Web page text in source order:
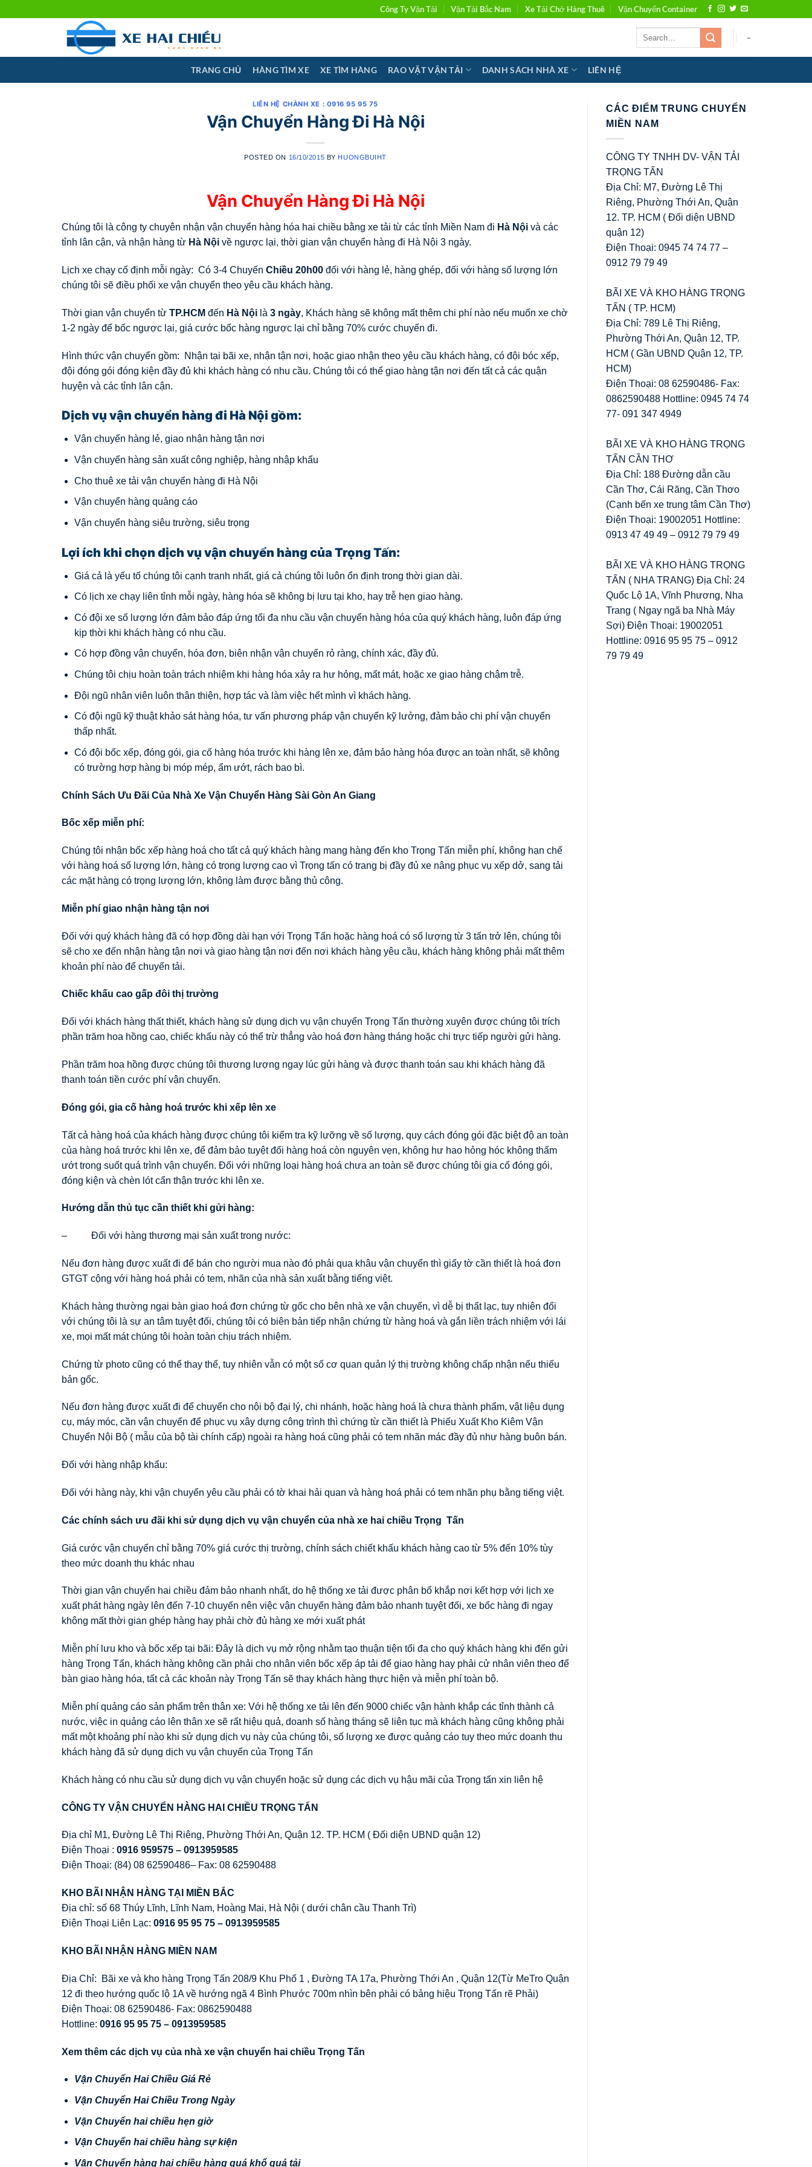
Công Ty Vận Tải Vận Tải Bắc Nam Xe Tải Chở Hàng Thuê Vận Chuyển Container
-
TRANG CHỦ HÀNG TÌM XE XE TÌM HÀNG RAO VẶT VẬN TẢI DANH SÁCH NHÀ XE LIÊN HỆ
LIÊN HỆ CHÀNH XE : 0916 95 95 75
Vận Chuyển Hàng Đi Hà Nội
POSTED ON 16/10/2015 BY HUONGBUIHT
Vận Chuyển Hàng Đi Hà Nội
Chúng tôi là công ty chuyên nhận vận chuyển hàng hóa hai chiều bằng xe tải từ các tỉnh Miền Nam đi Hà Nội và các
tỉnh lân cận, và nhận hàng từ Hà Nội về ngược lại, thời gian vận chuyển hàng đi Hà Nội 3 ngày.
Lịch xe chạy cố định mỗi ngày: Có 3-4 Chuyến Chiều 20h00 đối với hàng lẻ, hàng ghép, đối với hàng số lượng lớn
chúng tôi sẽ điều phối xe vận chuyển theo yêu cầu khách hàng.
Thời gian vận chuyển từ TP.HCM đến Hà Nội là 3 ngày, Khách hàng sẽ không mất thêm chi phí nào nếu muốn xe chờ
1-2 ngày để bốc ngược lại, giá cước bốc hàng ngược lại chỉ bằng 70% cước chuyến đi.
Hình thức vận chuyển gồm: Nhận tại bãi xe, nhận tận nơi, hoặc giao nhận theo yêu cầu khách hàng, có đội bóc xếp,
đội đóng gói đóng kiện đầy đủ khi khách hàng có nhu cầu. Chúng tôi có thể giao hàng tận nơi đến tất cả các quận
huyện và các tỉnh lân cận.
Dịch vụ vận chuyển hàng đi Hà Nội gồm:
Vận chuyển hàng lẻ, giao nhận hàng tận nơi
Vận chuyển hàng sản xuất công nghiệp, hàng nhập khẩu
Cho thuê xe tải vận chuyển hàng đi Hà Nội
Vận chuyển hàng quảng cáo
Vận chuyển hàng siêu trường, siêu trọng
Lợi ích khi chọn dịch vụ vận chuyển hàng của Trọng Tấn:
Giá cả là yếu tố chúng tôi cạnh tranh nhất, giá cả chúng tôi luôn ổn định trong thời gian dài.
Có lịch xe chạy liên tỉnh mỗi ngày, hàng hóa sẽ không bị lưu tại kho, hay trễ hẹn giao hàng.
Có đội xe số lượng lớn đảm bảo đáp ứng tối đa nhu cầu vận chuyển hàng hóa của quý khách hàng, luôn đáp ứng
kịp thời khi khách hàng có nhu cầu.
Có hợp đồng vận chuyển, hóa đơn, biên nhận vận chuyển rỏ ràng, chính xác, đầy đủ.
Chúng tôi chịu hoàn toàn trách nhiệm khi hàng hóa xảy ra hư hỏng, mất mát, hoặc xe giao hàng chậm trễ.
Đội ngũ nhân viên luôn thân thiện, hợp tác và làm việc hết mình vì khách hàng.
Có đội ngũ kỹ thuật khảo sát hàng hóa, tư vấn phương pháp vận chuyển kỹ lưởng, đảm bảo chi phí vận chuyển
thấp nhất.
Có đội bốc xếp, đóng gói, gia cố hàng hóa trước khi hàng lên xe, đảm bảo hàng hóa được an toàn nhất, sẽ không
có trường hợp hàng bị móp mép, ẩm ướt, rách bao bì.
Chính Sách Ưu Đãi Của Nhà Xe Vận Chuyển Hàng Sài Gòn An Giang
Bốc xếp miễn phí:
Chúng tôi nhận bốc xếp hàng hoá cho tất cả quý khách hàng mang hàng đến kho Trọng Tấn miễn phí, không hạn chế
với hàng hoá số lượng lớn, hàng có trọng lượng cao vì Trọng tấn có trang bị đầy đủ xe nâng phục vụ xếp dở, sang tải
các mặt hàng có trọng lượng lớn, không làm được bằng thủ công.
Miễn phí giao nhận hàng tận nơi
Đối với quý khách hàng đã có hợp đồng dài hạn với Trọng Tấn hoặc hàng hoá có số lượng từ 3 tấn trở lên, chúng tôi
sẽ cho xe đến nhận hàng tận nơi và giao hàng tận nơi đến nơi khách hàng yêu cầu, khách hàng không phải mất thêm
khoản phí nào để chuyển tải.
Chiếc khấu cao gấp đôi thị trường
Đối với khách hàng thất thiết, khách hàng sử dụng dịch vụ vận chuyển Trọng Tấn thường xuyên được chúng tôi trích
phần trăm hoa hồng cao, chiếc khấu này có thể trừ thẳng vào hoá đơn hàng tháng hoặc chi trực tiếp người gửi hàng.
Phần trăm hoa hồng được chúng tôi thương lượng ngay lúc gửi hàng và được thanh toán sau khi khách hàng đã
thanh toán tiền cước phí vận chuyển.
Đóng gói, gia cố hàng hoá trước khi xếp lên xe
Tất cả hàng hoá của khách hàng được chúng tôi kiểm tra kỹ lưỡng về số lượng, quy cách đóng gói đặc biệt độ an toàn
của hàng hoá trước khi lên xe, để đảm bảo tuyệt đối hàng hoá còn nguyên vẹn, không hư hao hỏng hóc không thấm
ướt trong suốt quá trình vận chuyển. Đối với những loại hàng hoá chưa an toàn sẽ được chúng tôi gia cố đóng gói,
đóng kiện và chèn lót cẩn thận trước khi lên xe.
Hướng dẫn thủ tục cần thiết khi gửi hàng:
– Đối với hàng thương mại sản xuất trong nước:
Nếu đơn hàng được xuất đi để bán cho người mua nào đó phải qua khâu vận chuyển thì giấy tờ cần thiết là hoá đơn
GTGT cộng với hàng hoá phải có tem, nhãn của nhà sản xuất bằng tiếng việt.
Khách hàng thường ngại bàn giao hoá đơn chứng từ gốc cho bên nhà xe vận chuyển, vì dễ bị thất lạc, tuy nhiên đối
với chúng tôi là sự an tâm tuyệt đối, chúng tôi có biên bản tiếp nhận chứng từ hàng hoá và gắn liền trách nhiệm với lái
xe, mọi mất mát chúng tôi hoàn toàn chịu trách nhiệm.
Chứng từ photo cũng có thể thay thế, tuy nhiên vẫn có một số cơ quan quản lý thị trường không chấp nhận nếu thiếu
bản gốc.
Nếu đơn hàng được xuất đi để chuyển cho nội bộ đại lý, chi nhánh, hoặc hàng hoá là chưa thành phẩm, vật liệu dụng
cụ, máy móc, cần vận chuyển để phục vụ xây dựng công trình thì chứng từ cần thiết là Phiếu Xuất Kho Kiêm Vận
Chuyển Nội Bộ ( mẫu của bộ tài chính cấp) ngoài ra hàng hoá cũng phải có tem nhãn mác đầy đủ như hàng buôn bán.
Đối với hàng nhập khẩu:
Đối với hàng này, khi vận chuyển yêu cầu phải có tờ khai hải quan và hàng hoá phải có tem nhãn phụ bằng tiếng việt.
Các chính sách ưu đãi khi sử dụng dịch vụ vận chuyển của nhà xe hai chiều Trọng Tấn
Giá cước vận chuyển chỉ bằng 70% giá cước thị trường, chính sách chiết khấu khách hàng cao từ 5% đến 10% tùy
theo mức doanh thu khác nhau
Thời gian vận chuyển hai chiều đảm bảo nhanh nhất, do hệ thống xe tải được phân bổ khắp nơi kết hợp với lịch xe
xuất phát hàng ngày lên đến 7-10 chuyến nên việc vận chuyển hàng đảm bảo nhanh tuyệt đối, xe bốc hàng đi ngay
không mất thời gian ghép hàng hay phải chờ đủ hàng xe mới xuất phát
Miễn phí lưu kho và bốc xếp tại bãi: Đây là dịch vụ mở rộng nhằm tạo thuận tiện tối đa cho quý khách hàng khi đến gửi
hàng Trọng Tấn, khách hàng không cần phải cho nhân viên bốc xếp áp tải để giao hàng hay phải cử nhân viên theo để
bàn giao hàng hóa, tất cả các khoản này Trọng Tấn sẽ thay khách hàng thực hiện và miễn phí toàn bộ.
Miễn phí quảng cáo sản phẩm trên thân xe: Với hệ thống xe tải lên đến 9000 chiếc vận hành khắp các tỉnh thành cả
nước, việc in quảng cáo lên thân xe sẽ rất hiệu quả, doanh số hàng tháng sẽ liên tục mà khách hàng cũng không phải
mất một khoảng phí nào khi sử dụng dịch vụ này của chúng tôi, số lượng xe được quảng cáo tuy theo mức doanh thu
khách hàng đã sử dụng dịch vụ vận chuyển của Trọng Tấn
Khách hàng có nhu cầu sử dụng dịch vụ vận chuyển hoặc sử dụng các dịch vụ hậu mãi của Trọng tấn xin liên hệ
CÔNG TY VẬN CHUYỂN HÀNG HAI CHIỀU TRỌNG TẤN
Địa chỉ M1, Đường Lê Thị Riêng, Phường Thới An, Quận 12. TP. HCM ( Đối diện UBND quận 12)
Điện Thoại : 0916 959575 – 0913959585
Điện Thoại: (84) 08 62590486– Fax: 08 62590488
KHO BÃI NHẬN HÀNG TẠI MIỀN BẮC
Địa chỉ: số 68 Thúy Lĩnh, Lĩnh Nam, Hoàng Mai, Hà Nội ( dưới chân cầu Thanh Trì)
Điện Thoại Liên Lạc: 0916 95 95 75 – 0913959585
KHO BÃI NHẬN HÀNG MIỀN NAM
Địa Chỉ: Bãi xe và kho hàng Trọng Tấn 208/9 Khu Phố 1 , Đường TA 17a, Phường Thới An , Quận 12(Từ MeTro Quận
12 đi theo hướng quốc lộ 1A về hướng ngã 4 Bình Phước 700m nhìn bên phải có bảng hiệu Trọng Tấn rẽ Phải)
Điện Thoại: 08 62590486- Fax: 0862590488
Hottline: 0916 95 95 75 – 0913959585
Xem thêm các dịch vụ của nhà xe vận chuyển hai chiều Trọng Tấn
Vận Chuyển Hai Chiều Giá Rẻ
Vận Chuyển Hai Chiều Trong Ngày
Vận Chuyển hai chiều hẹn giờ
Vận Chuyển hai chiều hàng sự kiện
Vận Chuyển hàng hai chiều hàng quá khổ quá tải
CÁC ĐIỂM TRUNG CHUYỂN
MIỀN NAM
CÔNG TY TNHH DV- VẬN TẢI
TRỌNG TẤN
Địa Chỉ: M7, Đường Lê Thị
Riêng, Phường Thới An, Quận
12. TP. HCM ( Đối diện UBND
quận 12)
Điện Thoại: 0945 74 74 77 –
0912 79 79 49
BÃI XE VÀ KHO HÀNG TRỌNG
TẤN ( TP. HCM)
Địa Chỉ: 789 Lê Thị Riêng,
Phường Thới An, Quận 12, TP.
HCM ( Gần UBND Quận 12, TP.
HCM)
Điện Thoại: 08 62590486- Fax:
0862590488 Hottline: 0945 74 74
77- 091 347 4949
BÃI XE VÀ KHO HÀNG TRỌNG
TẤN CẦN THƠ
Địa Chỉ: 188 Đường dẫn cầu
Cần Thơ, Cái Răng, Cần Thơo
(Cạnh bến xe trung tâm Cần Thơ)
Điện Thoại: 19002051 Hottline:
0913 47 49 49 – 0912 79 79 49
BÃI XE VÀ KHO HÀNG TRỌNG
TẤN ( NHA TRANG) Địa Chỉ: 24
Quốc Lộ 1A, Vĩnh Phương, Nha
Trang ( Ngay ngã ba Nhà Máy
Sợi) Điện Thoại: 19002051
Hottline: 0916 95 95 75 – 0912
79 79 49